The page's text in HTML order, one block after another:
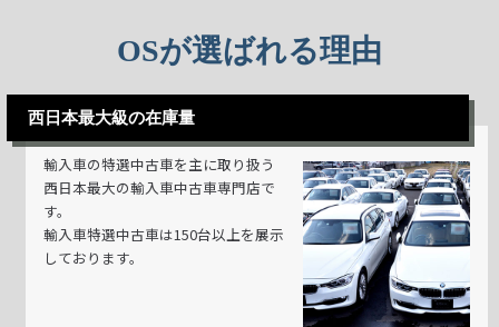
OSが選ばれる理由
西日本最大級の在庫量
輸入車の特選中古車を主に取り扱う
西日本最大の輸入車中古車専門店で
す。
輸入車特選中古車は150台以上を展示
しております。